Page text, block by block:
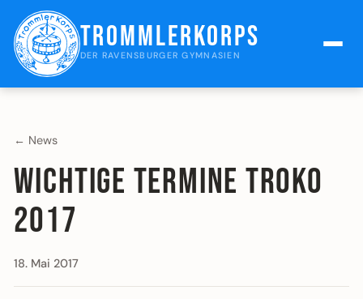
Trommlerkorps
DER RAVENSBURGER GYMNASIEN
← News
Wichtige Termine Troko
2017
18. Mai 2017